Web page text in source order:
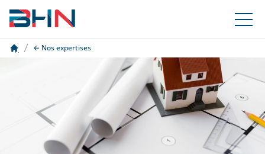
Nos expertises